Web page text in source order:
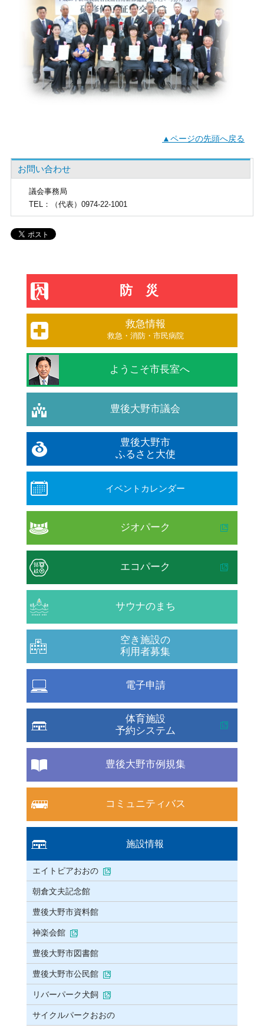
▲ページの先頭へ戻る
お問い合わせ
議会事務局
TEL
：（代表）0974-22-1001
防災
救急情報
救急・消防・市民病院
ようこそ市長室へ
豊後大野市議会
豊後大野市
ふるさと大使
イベントカレンダー
ジオパーク
エコパーク
サウナのまち
空き施設の
利用者募集
電子申請
体育施設
予約システム
豊後大野市例規集
コミュニティバス
施設情報
エイトピアおおの
朝倉文夫記念館
豊後大野市資料館
神楽会館
豊後大野市図書館
豊後大野市公民館
リバーパーク犬飼
サイクルパークおおの